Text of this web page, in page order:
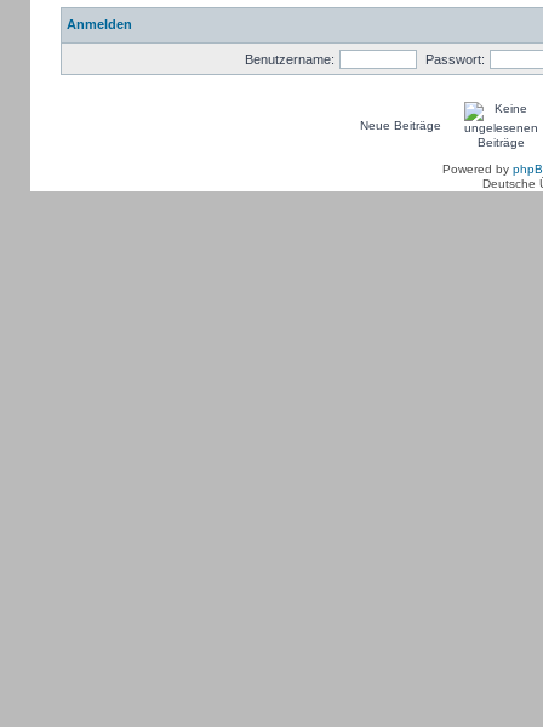
Anmelden
Benutzername: Passwort:
Neue Beiträge
Powered by
Deutsche